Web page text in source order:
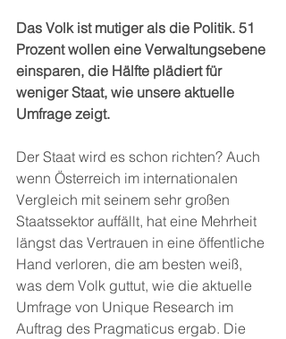
Das Volk ist mutiger als die Politik. 51
Prozent wollen eine Verwaltungsebene
einsparen, die Hälfte plädiert für
weniger Staat, wie unsere aktuelle
Umfrage zeigt.
Der Staat wird es schon richten? Auch
wenn Österreich im internationalen
Vergleich mit seinem sehr großen
Staatssektor auffällt, hat eine Mehrheit
längst das Vertrauen in eine öffentliche
Hand verloren, die am besten weiß,
was dem Volk guttut, wie die aktuelle
Umfrage von Unique Research im
Auftrag des Pragmaticus ergab. Die